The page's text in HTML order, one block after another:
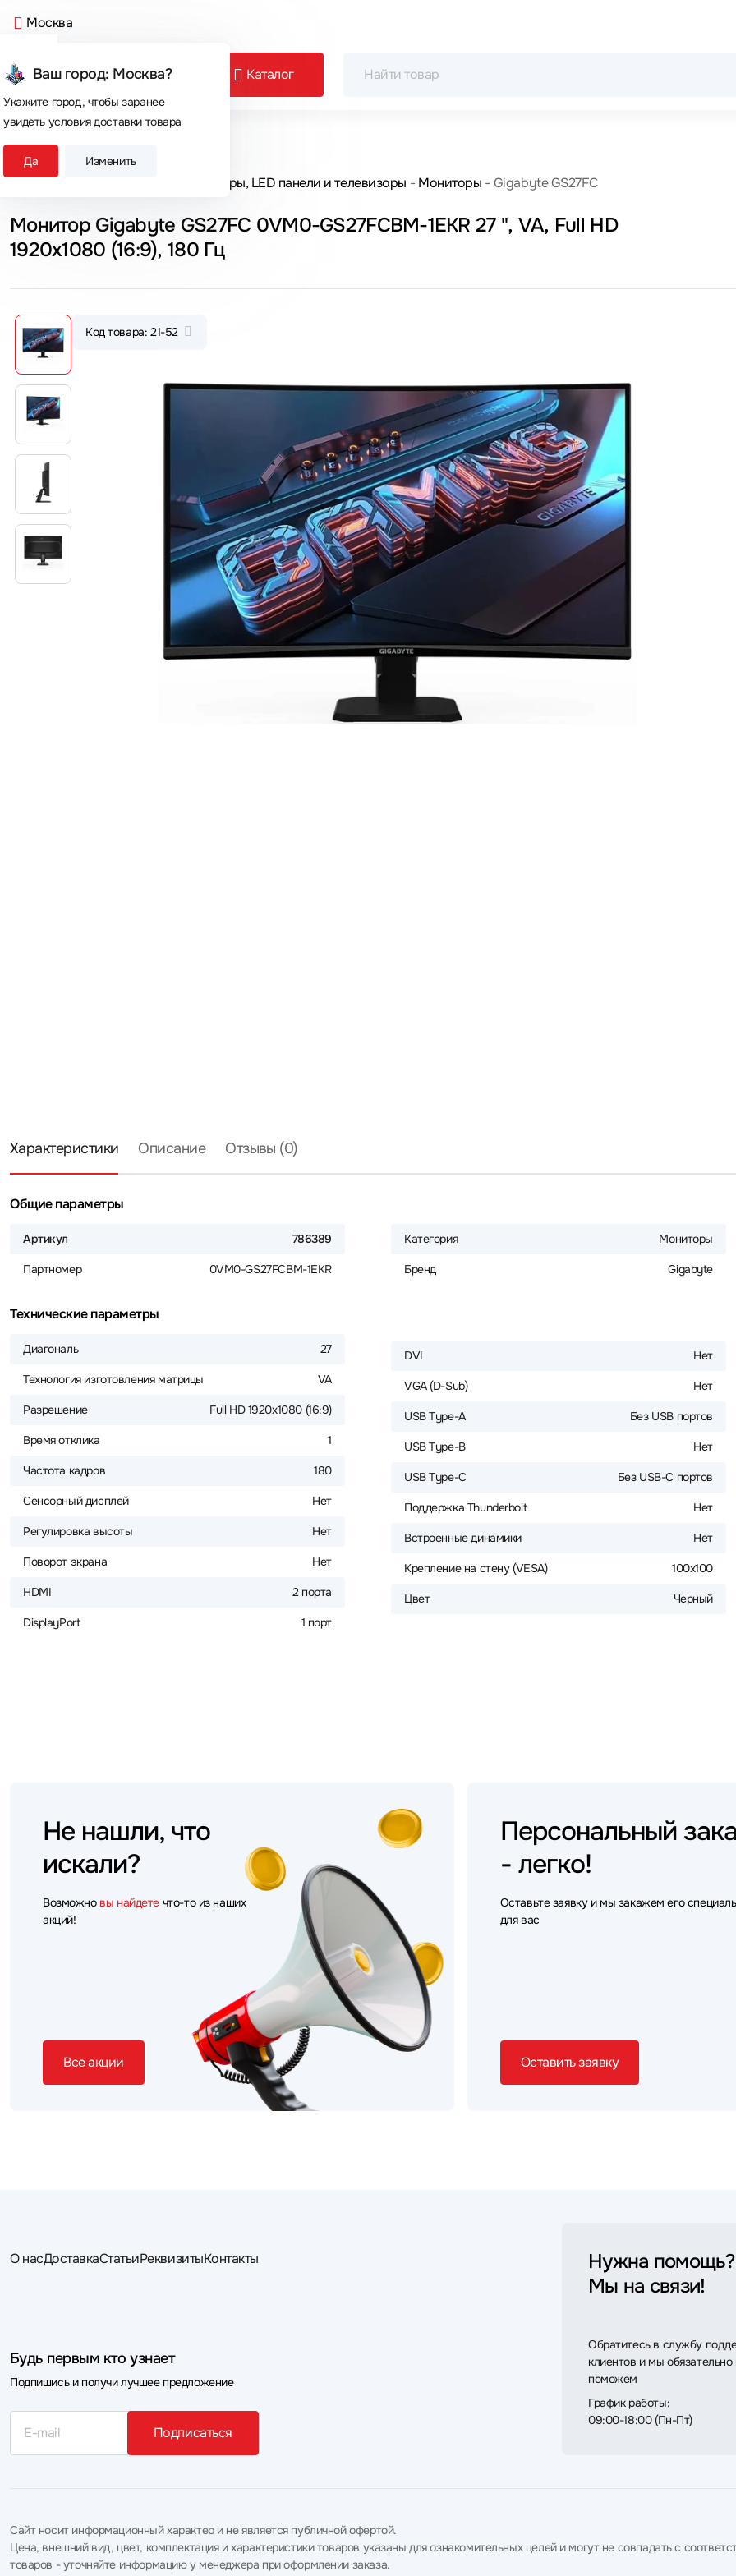
Москва
Ваш город: Москва?
Укажите город, чтобы заранее
увидеть условия доставки товара
Да Изменить
Каталог
Сегодня покупают
Главная Мониторы, LED панели и телевизоры Мониторы Gigabyte GS27FC
Монитор Gigabyte GS27FC 0VM0-GS27FCBM-1EKR 27 ", VA, Full HD
1920x1080 (16:9), 180 Гц
Код товара: 21-52
Характеристики Описание Отзывы (0)
Общие параметры
Артикул 786389
Партномер 0VM0-GS27FCBM-1EKR
Категория Мониторы
Бренд Gigabyte
Технические параметры
Диагональ 27
Технология изготовления матрицы VA
Разрешение Full HD 1920x1080 (16:9)
Время отклика 1
Частота кадров 180
Сенсорный дисплей Нет
Регулировка высоты Нет
Поворот экрана Нет
HDMI 2 порта
DisplayPort 1 порт
DVI Нет
VGA (D-Sub) Нет
USB Type-A Без USB портов
USB Type-B Нет
USB Type-C Без USB-С портов
Поддержка Thunderbolt Нет
Встроенные динамики Нет
Крепление на стену (VESA) 100x100
Цвет Черный
Не нашли, что
искали?
Возможно вы найдете что-то из наших
акций!
Все акции
Персональный
- легко!
Оставьте заявку и мы закажем его
для вас
Оставить заявку
О насДоставкаСтатьиРеквизитыКонтакты
Будь первым кто узнает
Подпишись и получи лучшее предложение
Подписаться
Нужна помощь?
Мы на связи!
Обратитесь в службу
клиентов и мы
поможем
График работы:
09:00-18:00 (Пн-Пт)
Сайт носит информационный характер и не является публичной офертой.
Цена, внешний вид, цвет, комплектация и характеристики товаров указаны для ознакомительных целей и могут не совпадать с
товаров - уточняйте информацию у менеджера при оформлении заказа.